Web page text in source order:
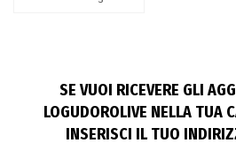
SE VUOI RICEVERE GLI
LOGUDOROLIVE NELLA TUA
INSERISCI IL TUO